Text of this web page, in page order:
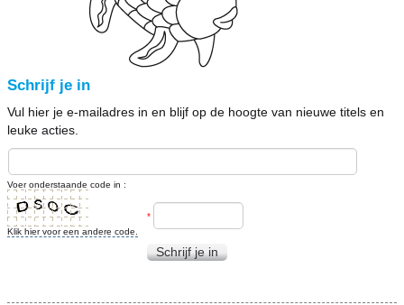
Schrijf je in
Vul hier je e-mailadres in en blijf op de hoogte van nieuwe titels en
leuke acties.
Voer onderstaande code in :
Klik hier voor een andere code.
*
Schrijf je in